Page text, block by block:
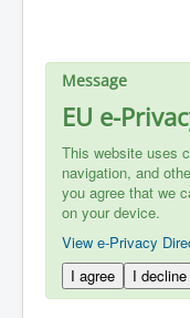
Message
EU e-
This website uses
navigation, and
you agree that we
on your device.
View e-Privacy
I agree
I decline